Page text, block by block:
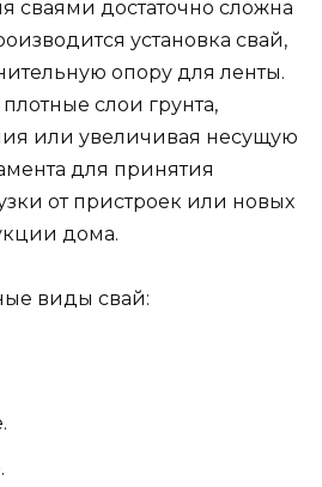
сваями достаточно сложна
установка свай,
опору для ленты.
слои грунта,
или увеличивая несущую
для принятия
от пристроек или новых
дома.
виды свай: